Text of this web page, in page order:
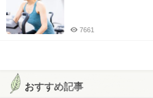
7661
おすすめ記事